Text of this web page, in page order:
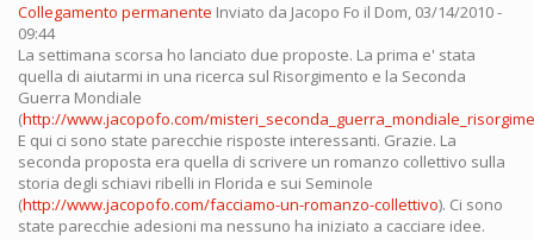
Collegamento permanente Inviato da Jacopo Fo il Dom, 03/14/2010 -
09:44
La settimana scorsa ho lanciato due proposte. La prima e' stata
quella di aiutarmi in una ricerca sul Risorgimento e la Seconda
Guerra Mondiale
(http://www.jacopofo.com/
E qui ci sono state parecchie risposte interessanti. Grazie. La
seconda proposta era quella di scrivere un romanzo collettivo sulla
storia degli schiavi ribelli in Florida e sui Seminole
(http://www.jacopofo.com/facciamo-un-romanzo-collettivo). Ci sono
state parecchie adesioni ma nessuno ha iniziato a cacciare idee.